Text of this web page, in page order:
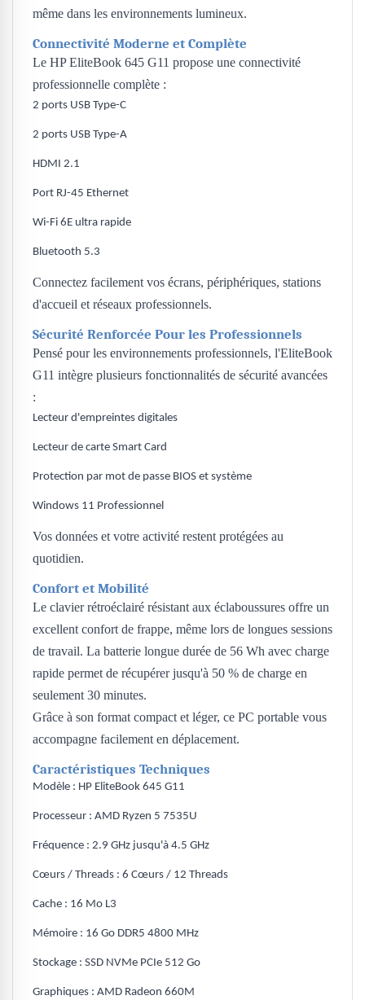
même dans les environnements lumineux.
Connectivité Moderne et Complète
Le HP EliteBook 645 G11 propose une connectivité
professionnelle complète :
2 ports USB Type-C
2 ports USB Type-A
HDMI 2.1
Port RJ-45 Ethernet
Wi-Fi 6E ultra rapide
Bluetooth 5.3
Connectez facilement vos écrans, périphériques, stations
d'accueil et réseaux professionnels.
Sécurité Renforcée Pour les Professionnels
Pensé pour les environnements professionnels, l'EliteBook
G11 intègre plusieurs fonctionnalités de sécurité avancées
:
Lecteur d'empreintes digitales
Lecteur de carte Smart Card
Protection par mot de passe BIOS et système
Windows 11 Professionnel
Vos données et votre activité restent protégées au
quotidien.
Confort et Mobilité
Le clavier rétroéclairé résistant aux éclaboussures offre un
excellent confort de frappe, même lors de longues sessions
de travail. La batterie longue durée de 56 Wh avec charge
rapide permet de récupérer jusqu'à 50 % de charge en
seulement 30 minutes.
Grâce à son format compact et léger, ce PC portable vous
accompagne facilement en déplacement.
Caractéristiques Techniques
Modèle : HP EliteBook 645 G11
Processeur : AMD Ryzen 5 7535U
Fréquence : 2.9 GHz jusqu'à 4.5 GHz
Cœurs / Threads : 6 Cœurs / 12 Threads
Cache : 16 Mo L3
Mémoire : 16 Go DDR5 4800 MHz
Stockage : SSD NVMe PCIe 512 Go
Graphiques : AMD Radeon 660M